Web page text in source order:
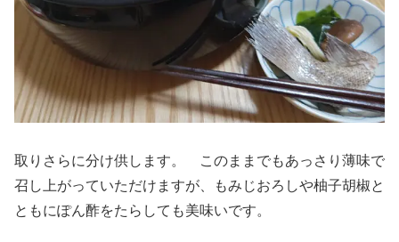
取りさらに分け供します。 このままでもあっさり薄味で
召し上がっていただけますが、もみじおろしや柚子胡椒と
ともにぽん酢をたらしても美味いです。